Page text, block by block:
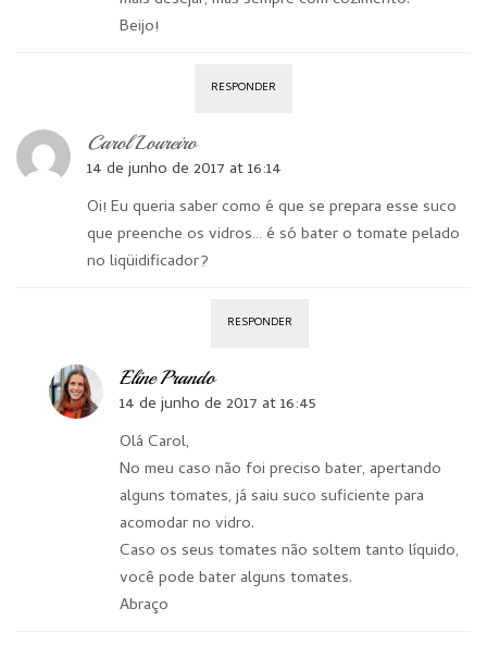
Beijo!
RESPONDER
Carol Loureiro
14 de junho de 2017 at 16:14
Oi! Eu queria saber como é que se prepara esse suco
que preenche os vidros… é só bater o tomate pelado
no liqüidificador?
RESPONDER
Eline Prando
14 de junho de 2017 at 16:45
Olá Carol,
No meu caso não foi preciso bater, apertando
alguns tomates, já saiu suco suficiente para
acomodar no vidro.
Caso os seus tomates não soltem tanto líquido,
você pode bater alguns tomates.
Abraço